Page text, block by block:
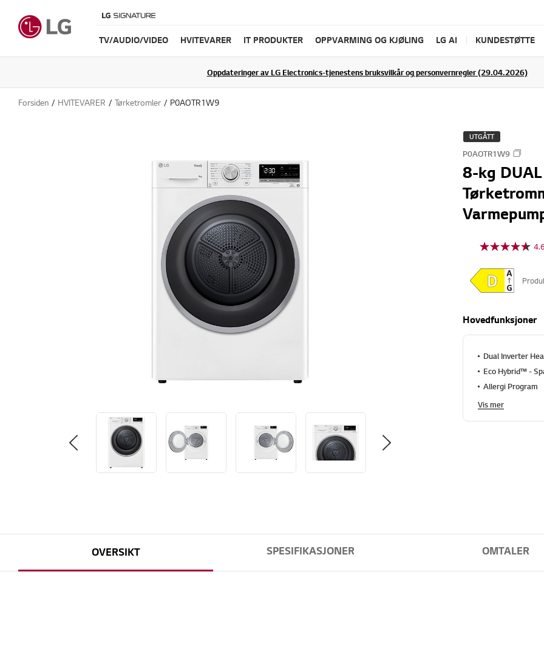
TV/AUDIO/VIDEO HVITEVARER IT PRODUKTER OPPVARMING OG KJØLING LG AI KUNDESTØTTE
Oppdateringer av LG Electronics-tjenestens bruksvilkår og personvernregler (29.04.2026)
Forsiden HVITEVARER Tørketromler P0AOTR1W9
UTGÅTT
P0AOTR1W9
8-kg
4.6
Hovedfunksjoner
Dual Inverter
Eco Hybrid™ -
Allergi Program
Vis mer
OVERSIKT SPESIFIKASJONER OMTALER